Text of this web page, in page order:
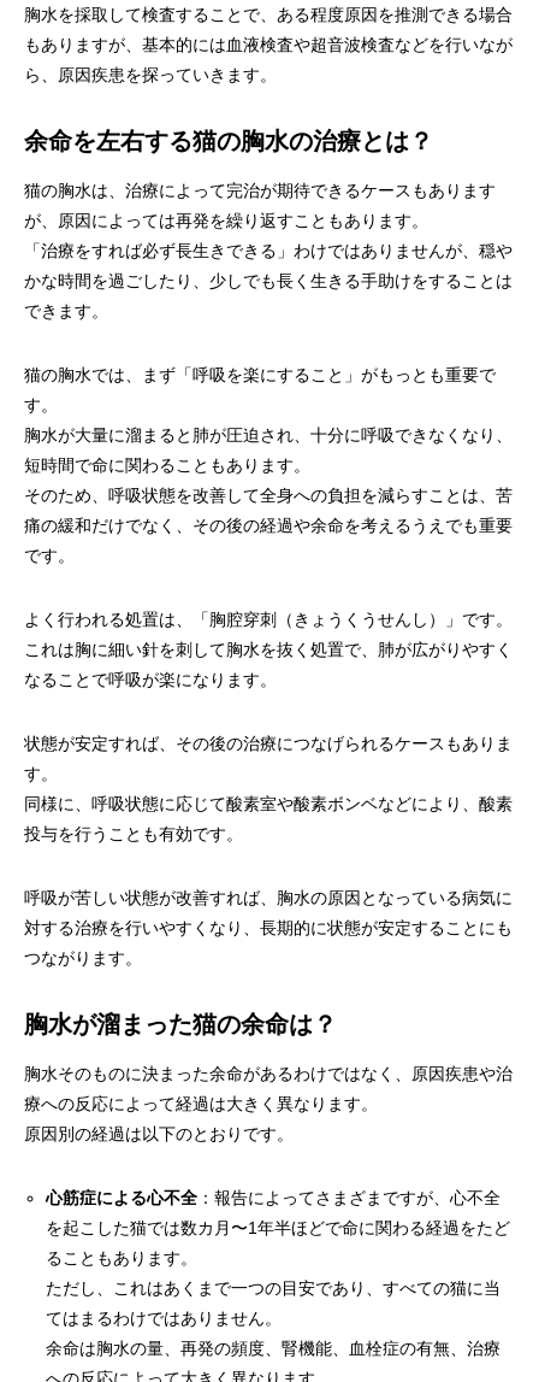
胸水を採取して検査することで、ある程度原因を推測できる場合
もありますが、基本的には血液検査や超音波検査などを行いなが
ら、原因疾患を探っていきます。
余命を左右する猫の胸水の治療とは？
猫の胸水は、治療によって完治が期待できるケースもあります
が、原因によっては再発を繰り返すこともあります。
「治療をすれば必ず長生きできる」わけではありませんが、穏や
かな時間を過ごしたり、少しでも長く生きる手助けをすることは
できます。
猫の胸水では、まず「呼吸を楽にすること」がもっとも重要で
す。
胸水が大量に溜まると肺が圧迫され、十分に呼吸できなくなり、
短時間で命に関わることもあります。
そのため、呼吸状態を改善して全身への負担を減らすことは、苦
痛の緩和だけでなく、その後の経過や余命を考えるうえでも重要
です。
よく行われる処置は、「胸腔穿刺（きょうくうせんし）」です。
これは胸に細い針を刺して胸水を抜く処置で、肺が広がりやすく
なることで呼吸が楽になります。
状態が安定すれば、その後の治療につなげられるケースもありま
す。
同様に、呼吸状態に応じて酸素室や酸素ボンベなどにより、酸素
投与を行うことも有効です。
呼吸が苦しい状態が改善すれば、胸水の原因となっている病気に
対する治療を行いやすくなり、長期的に状態が安定することにも
つながります。
胸水が溜まった猫の余命は？
胸水そのものに決まった余命があるわけではなく、原因疾患や治
療への反応によって経過は大きく異なります。
原因別の経過は以下のとおりです。
心筋症による心不全 ：報告によってさまざまですが、心不全
を起こした猫では数カ月〜1年半ほどで命に関わる経過をたど
ることもあります。
ただし、これはあくまで一つの目安であり、すべての猫に当
てはまるわけではありません。
余命は胸水の量、再発の頻度、腎機能、血栓症の有無、治療